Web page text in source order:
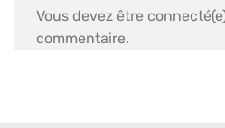
Vous devez être
commentaire.